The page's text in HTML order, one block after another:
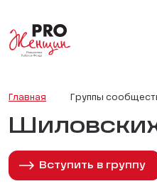
Главная Группы
Вступить в группу